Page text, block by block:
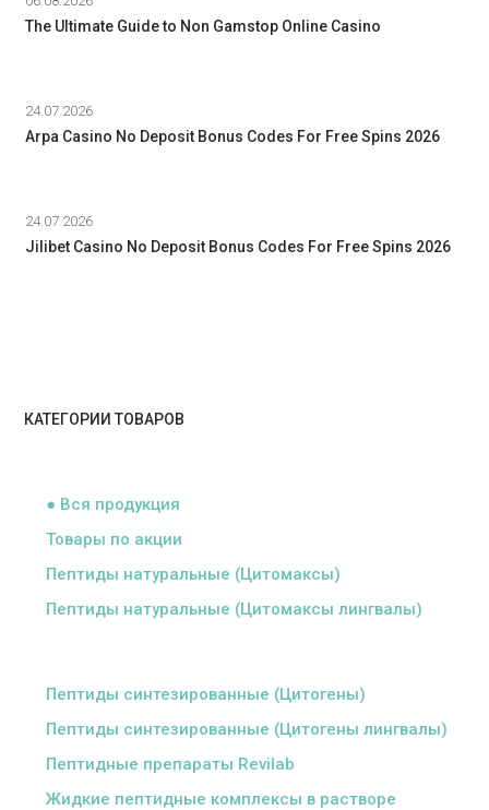
The Ultimate Guide to Non Gamstop Online Casino
24.07.2026
Arpa Casino No Deposit Bonus Codes For Free Spins 2026
24.07.2026
Jilibet Casino No Deposit Bonus Codes For Free Spins 2026
КАТЕГОРИИ ТОВАРОВ
● Вся продукция
Товары по акции
Пептиды натуральные (Цитомаксы)
Пептиды натуральные (Цитомаксы лингвалы)
Пептиды синтезированные (Цитогены)
Пептиды синтезированные (Цитогены лингвалы)
Пептидные препараты Revilab
Жидкие пептидные комплексы в растворе